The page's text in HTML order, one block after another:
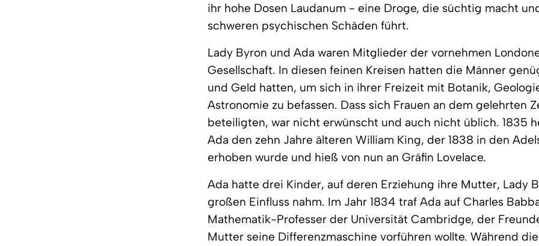
ihr hohe Dosen Laudanum - eine Droge, die süchtig macht
schweren psychischen Schäden führt.
Lady Byron und Ada waren Mitglieder der vornehmen
Gesellschaft. In diesen feinen Kreisen hatten die Männer
und Geld hatten, um sich in ihrer Freizeit mit Botanik,
Astronomie zu befassen. Dass sich Frauen an dem gelehrten
beteiligten, war nicht erwünscht und auch nicht üblich. 1835
Ada den zehn Jahre älteren William King, der 1838 in den
erhoben wurde und hieß von nun an Gräfin Lovelace.
Ada hatte drei Kinder, auf deren Erziehung ihre Mutter, Lady
großen Einfluss nahm. Im Jahr 1834 traf Ada auf Charles
Mathematik-Professer der Universität Cambridge, der
Mutter seine Differenzmaschine vorführen wollte. Während